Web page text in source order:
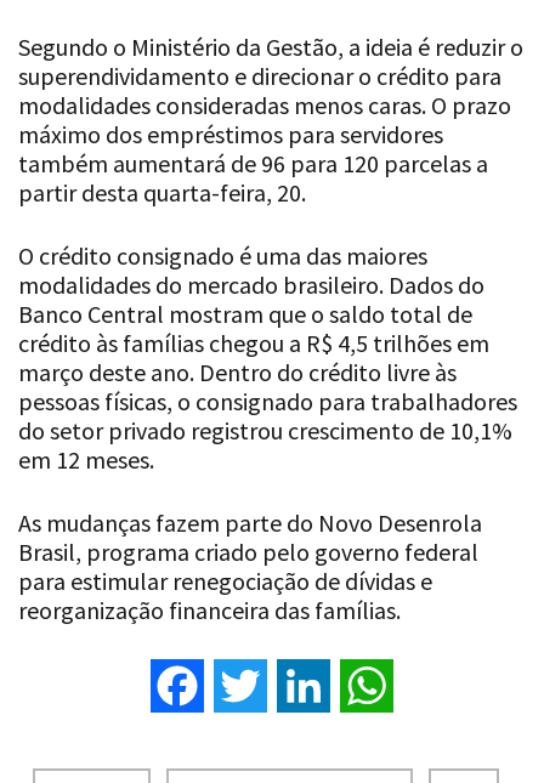
Segundo o Ministério da Gestão, a ideia é reduzir o
superendividamento e direcionar o crédito para
modalidades consideradas menos caras. O prazo
máximo dos empréstimos para servidores
também aumentará de 96 para 120 parcelas a
partir desta quarta-feira, 20.
O crédito consignado é uma das maiores
modalidades do mercado brasileiro. Dados do
Banco Central mostram que o saldo total de
crédito às famílias chegou a R$ 4,5 trilhões em
março deste ano. Dentro do crédito livre às
pessoas físicas, o consignado para trabalhadores
do setor privado registrou crescimento de 10,1%
em 12 meses.
As mudanças fazem parte do Novo Desenrola
Brasil, programa criado pelo governo federal
para estimular renegociação de dívidas e
reorganização financeira das famílias.
Facebook Twitter LinkedIn